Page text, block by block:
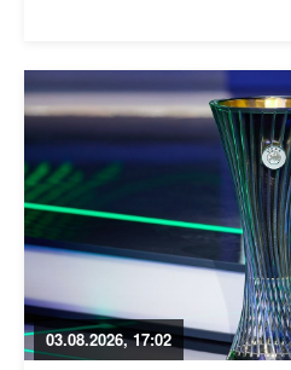
03.08.2026, 17:02